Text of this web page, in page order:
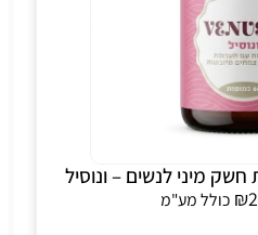
מיני לנשים – ונוסיל
₪ כולל מע"מ